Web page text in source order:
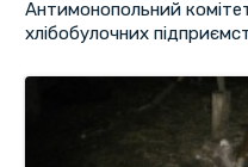
Антимонопольний
хлібобулочних